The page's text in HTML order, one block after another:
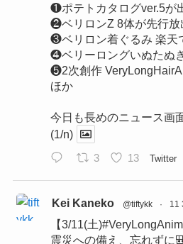
❶ポテトカタログver.5が
❷ベリロンZ 8体が先行放
❸ベリロン着ぐるみ 楽天
❹ベリーロングいぬたぬ
❺2次創作
ほか
今日も長めのニュース画
(1/n)
3 13 Twitter
Kei Kaneko @tiftykk · 11
【3/11(土
震災への備え、忘れずに